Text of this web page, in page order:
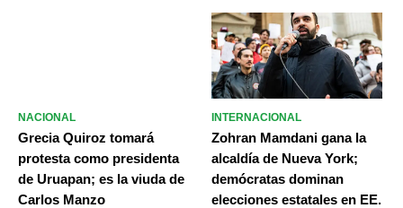
NACIONAL
Grecia Quiroz tomará
protesta como presidenta
de Uruapan; es la viuda de
Carlos Manzo
INTERNACIONAL
Zohran Mamdani gana la
alcaldía de Nueva York;
demócratas dominan
elecciones estatales en EE.